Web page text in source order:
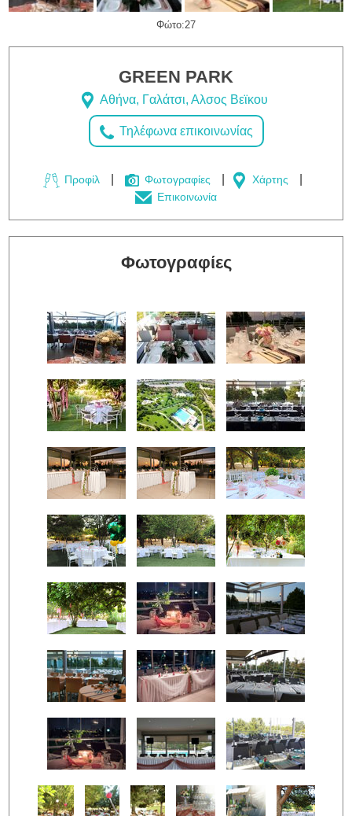
Φώτο:27
GREEN PARK
Αθήνα, Γαλάτσι, Αλσος Βεϊκου
Τηλέφωνα επικοινωνίας
Προφίλ Φωτογραφίες
Χάρτης
Επικοινωνία
Φωτογραφίες